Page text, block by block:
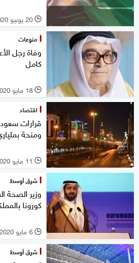
l 20 يونيو 2020
منوعات
وفاة رجل
كامل
l 18 مايو 2020
اقتصاد
قرارات
ومنحة
l 11 مايو 2020
شرق أوسط
وزير الصحة
كورونا
l 6 مايو 2020
شرق أوسط